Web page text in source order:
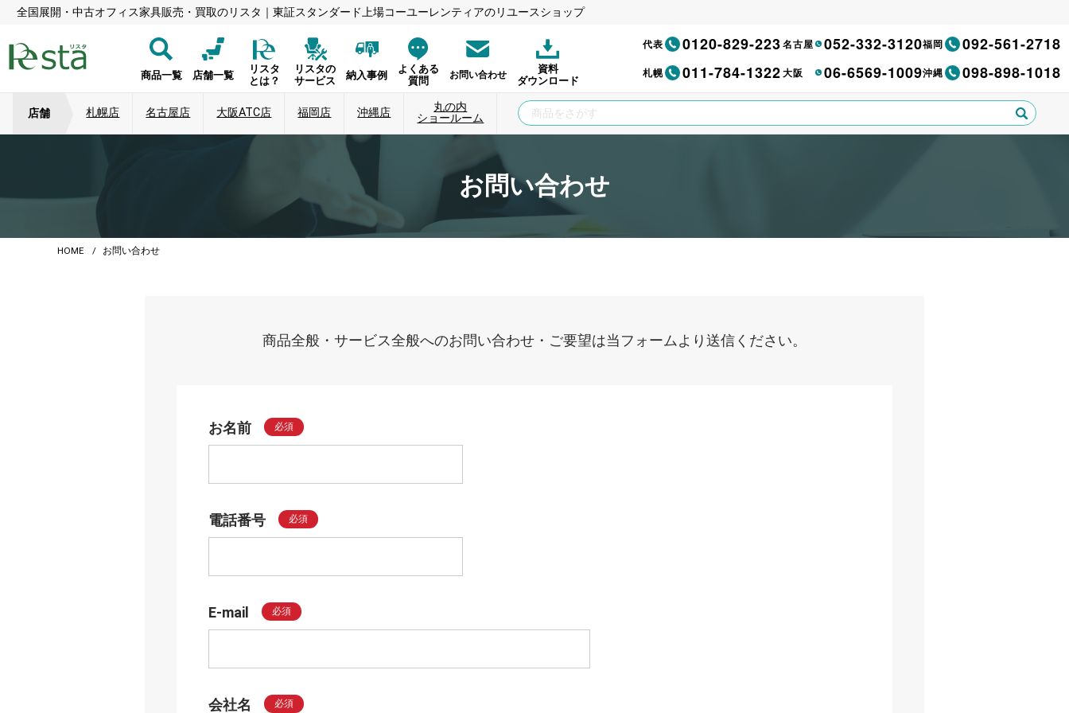
全国展開・中古オフィス家具販売・買取のリスタ｜東証スタンダード上場コーユーレンティアのリユースショップ
商品一覧 店舗一覧
リスタ
とは？
リスタの
サービス
納入事例
よくある
質問
お問い合わせ
資料
ダウンロード
代表 0120-829-223名古屋 052-332-3120福岡 092-561-2718
札幌 011-784-1322大阪 06-6569-1009沖縄 098-898-1018
店舗 札幌店 名古屋店 大阪ATC店 福岡店 沖縄店
丸の内
ショールーム
お問い合わせ
HOME お問い合わせ
商品全般・サービス全般へのお問い合わせ・ご要望は当フォームより送信ください。
お名前 必須
電話番号 必須
E-mail 必須
会社名 必須